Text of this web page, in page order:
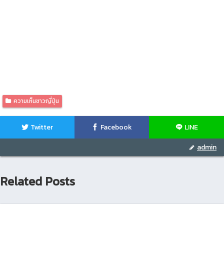
ความเห็นชาวญี่ปุ่น
Twitter Facebook
LINE
admin
Related Posts